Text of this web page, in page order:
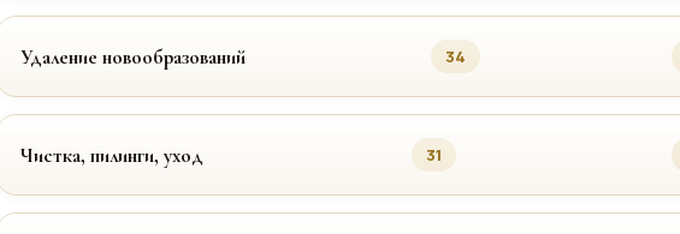
Удаление новообразований 34
Чистка, пилинги, уход 31